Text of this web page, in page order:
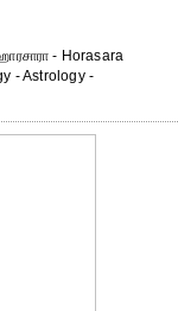
- Horasara
- Astrology -